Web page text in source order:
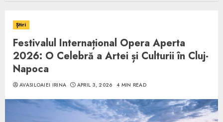
Știri
Festivalul Internațional Opera Aperta
2026: O Celebră a Artei și Culturii în Cluj-
Napoca
AVASILOAIEI IRINA APRIL 3, 2026 4 MIN READ